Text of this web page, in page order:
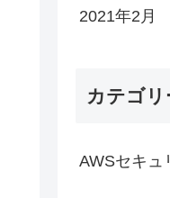
2021年2月
カテゴリ
AWSセキュ